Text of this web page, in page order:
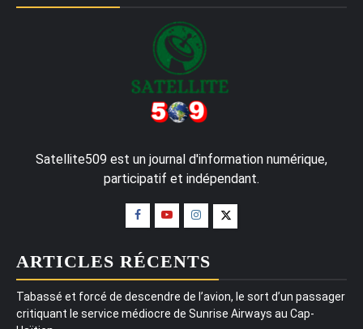
Satellite509 est un journal d'information numérique,
participatif et indépendant.
ARTICLES RÉCENTS
Tabassé et forcé de descendre de l’avion, le sort d’un passager
critiquant le service médiocre de Sunrise Airways au Cap-